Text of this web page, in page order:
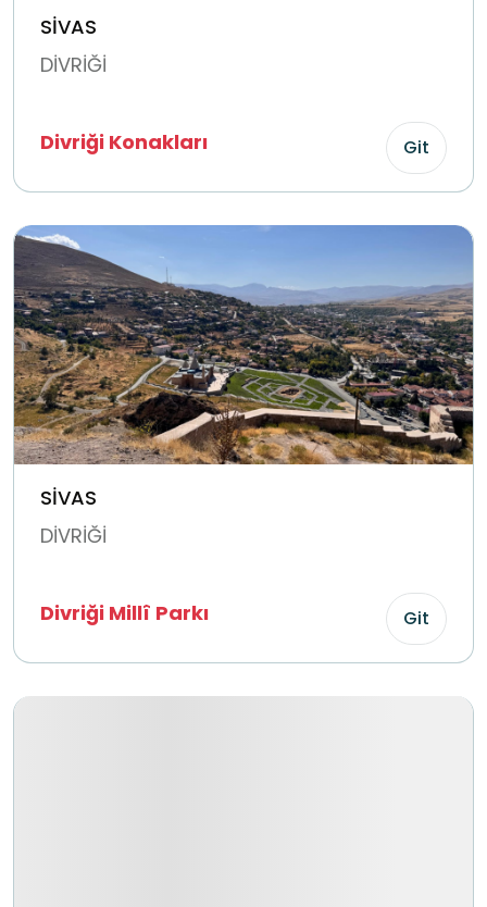
SİVAS
DİVRİĞİ
Divriği Konakları Git
SİVAS
DİVRİĞİ
Divriği Millî Parkı Git